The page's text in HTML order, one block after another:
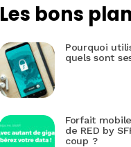
Les bons
Pourquoi
quels sont
Forfait
de RED by
coup ?